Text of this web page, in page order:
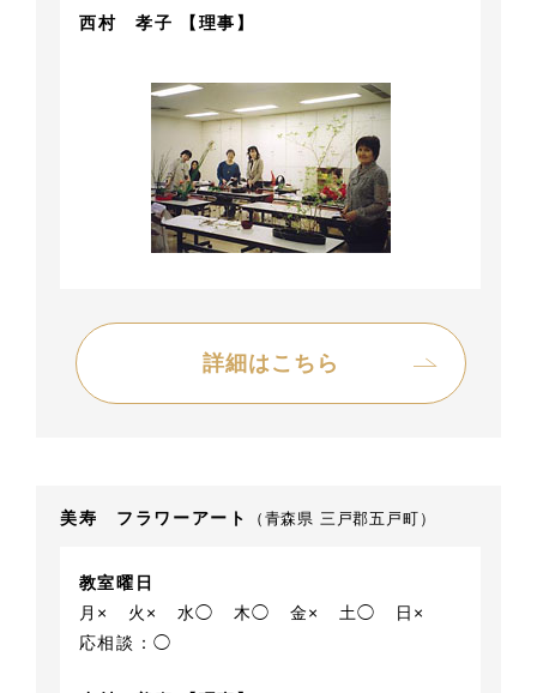
西村 孝子 【理事】
詳細はこちら
美寿 フラワーアート （青森県 三戸郡五戸町）
教室曜日
月×
火× 水◯ 木◯ 金× 土◯
日×
応相談：◯